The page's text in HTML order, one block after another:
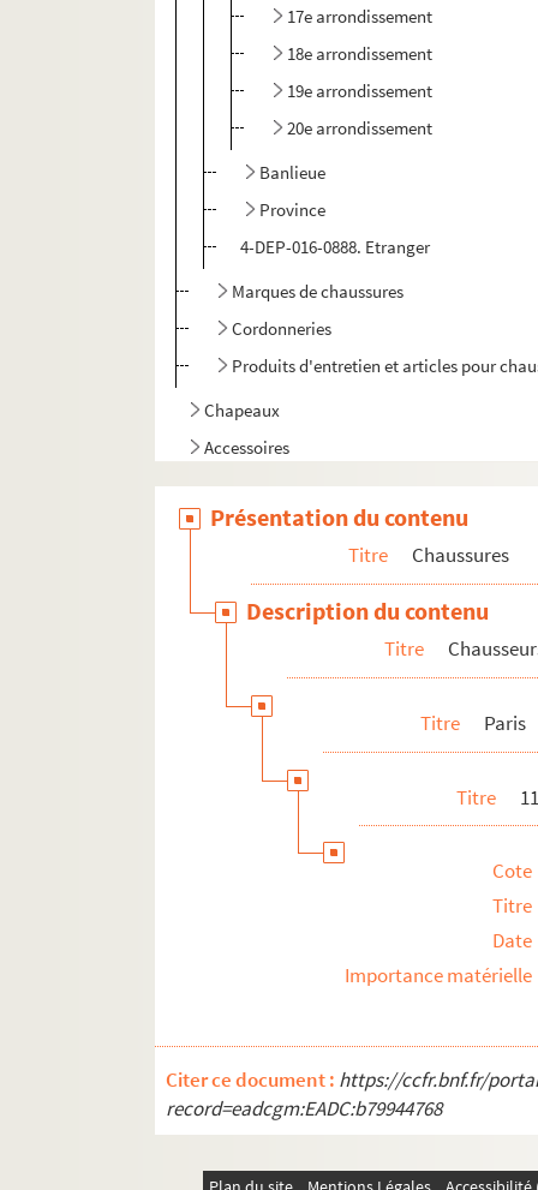
17e arrondissement
18e arrondissement
19e arrondissement
20e arrondissement
Banlieue
Province
4-DEP-016-0888. Etranger
Marques de chaussures
Cordonneries
Produits d'entretien et articles pour
Chapeaux
Accessoires
Présentation du contenu
Titre Chaussures
Description du contenu
Titre
Titre Paris
Titre
Cote
Titre
Date
Importance matérielle
Citer ce document : https://ccfr.bnf.fr/
record=eadcgm:EADC:b79944768